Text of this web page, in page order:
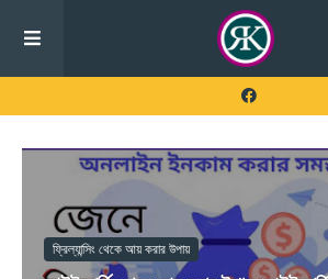
ফ্রিল্যান্সিং থেকে আয় করার উপায়